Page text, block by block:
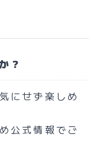
？
にせず楽しめ
公式情報でご